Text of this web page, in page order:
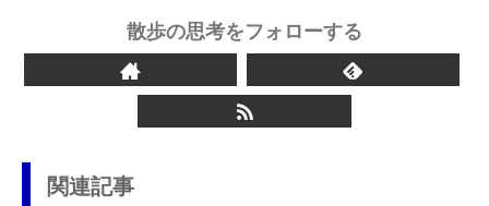
散歩の思考をフォローする
関連記事